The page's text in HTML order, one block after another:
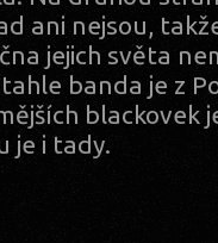
ani nejsou,
jejich světa
banda je z
blackovek
je i tady.